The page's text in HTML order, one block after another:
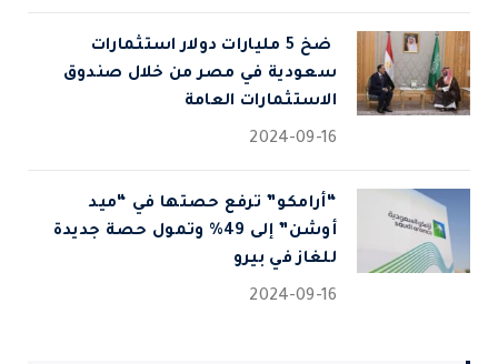
⁠ ضخ 5 مليارات دولار استثمارات
سعودية في مصر من خلال صندوق
الاستثمارات العامة
2024-09-16
“أرامكو” ترفع حصتها في “ميد
أوشن” إلى 49% وتمول حصة جديدة
للغاز في بيرو
2024-09-16